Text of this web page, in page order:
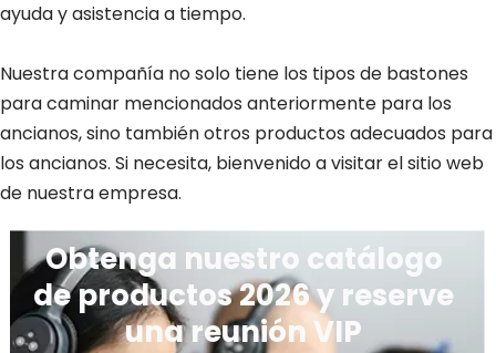
ayuda y asistencia a tiempo.
Nuestra compañía no solo tiene los tipos de bastones
para caminar mencionados anteriormente para los
ancianos, sino también otros productos adecuados para
los ancianos. Si necesita, bienvenido a visitar el sitio web
de nuestra empresa.
Obtenga nuestro catálogo
de productos 2026 y reserve
una reunión VIP